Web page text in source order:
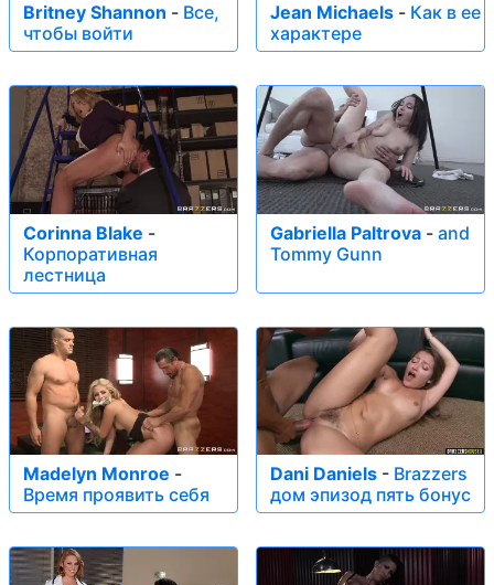
Britney Shannon - Все,
чтобы войти
Jean Michaels - Как в ее
характере
Corinna Blake -
Корпоративная
лестница
Gabriella Paltrova - and
Tommy Gunn
Madelyn Monroe -
Время проявить себя
Dani Daniels - Brazzers
дом эпизод пять бонус